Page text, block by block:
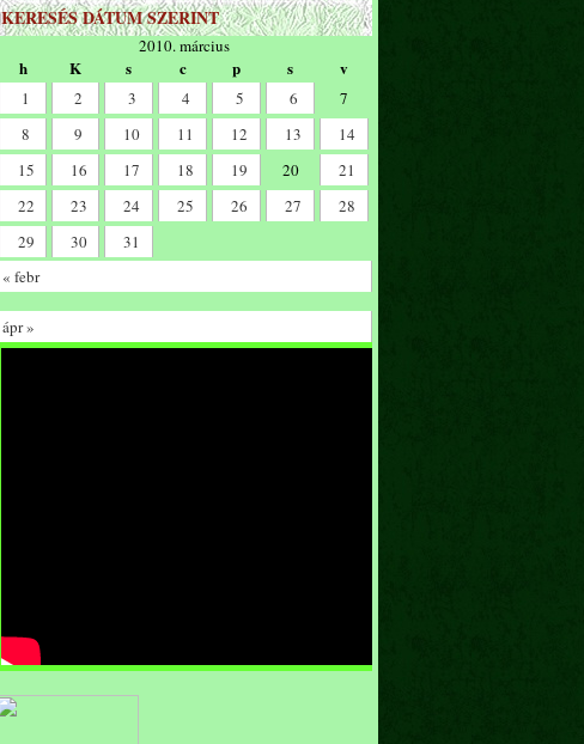
KERESÉS DÁTUM SZERINT
2010. március
h K s c p s v
1 2 3 4 5 6
7
8
9 10 11 12 13
14
15
16 17 18 19 20
21
22
23 24 25 26 27
28
29
30
31
« febr
ápr »